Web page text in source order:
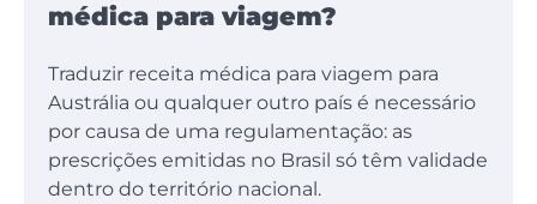
médica para viagem?
Traduzir receita médica para viagem para
Austrália ou qualquer outro país é necessário
por causa de uma regulamentação: as
prescrições emitidas no Brasil só têm validade
dentro do território nacional.